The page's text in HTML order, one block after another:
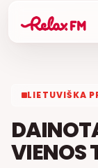
LIETUVIŠKA
VIENOS